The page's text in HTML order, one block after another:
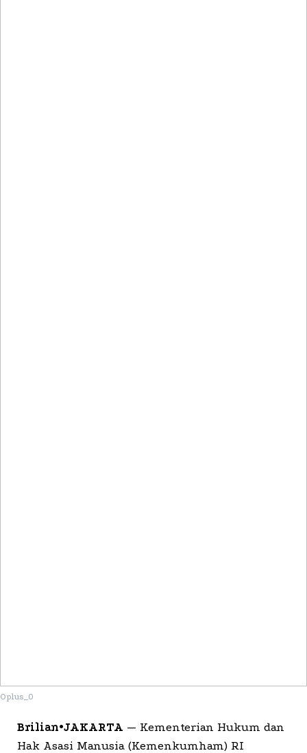
Oplus_0
Brilian•JAKARTA — Kementerian Hukum dan
Hak Asasi Manusia (Kemenkumham) RI